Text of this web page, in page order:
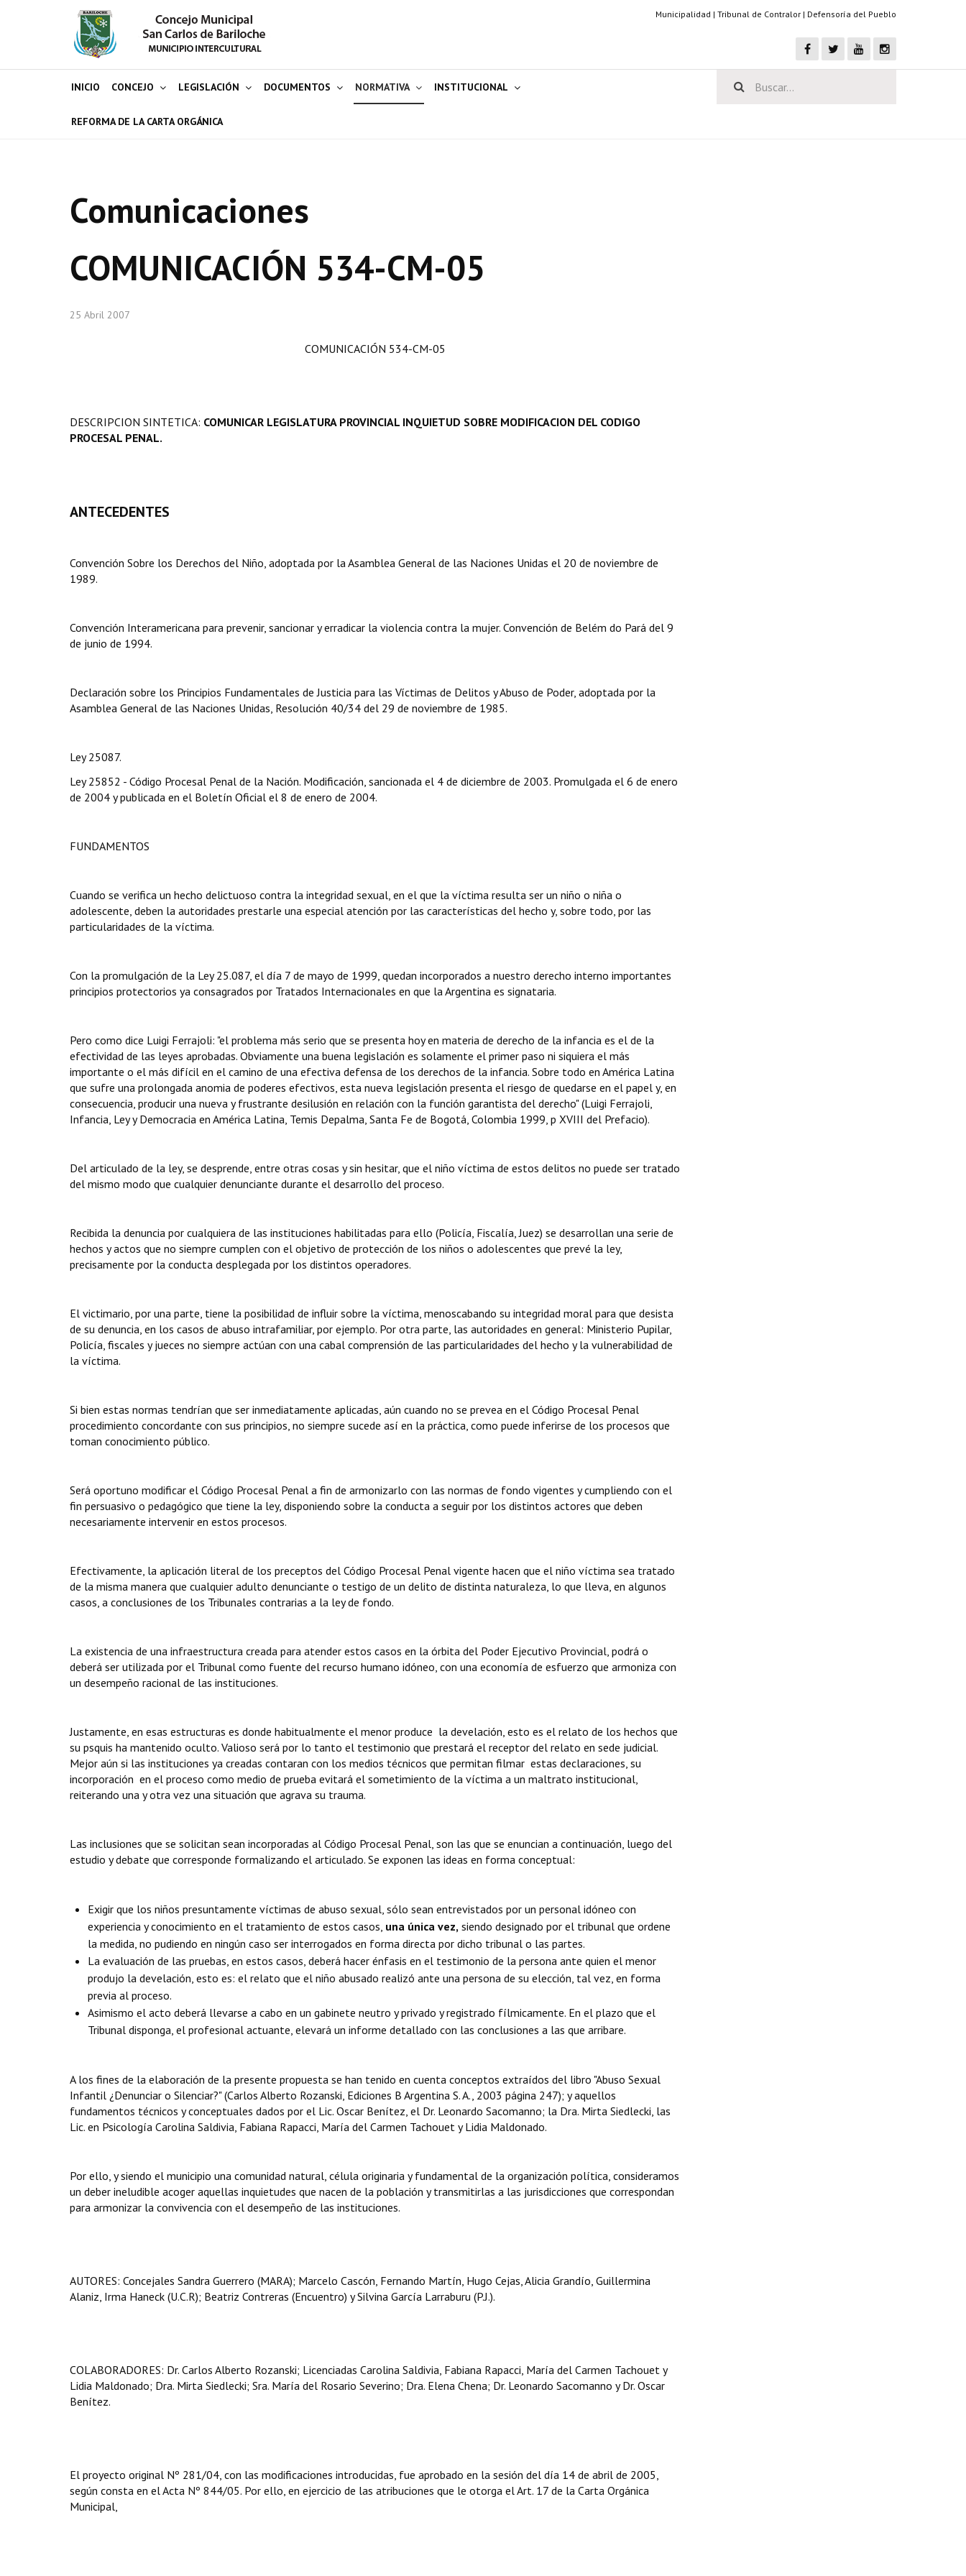
Municipalidad | Tribunal de Contralor | Defensoría del Pueblo
INICIO CONCEJO LEGISLACIÓN DOCUMENTOS NORMATIVA INSTITUCIONAL
REFORMA DE LA CARTA ORGÁNICA
Comunicaciones
COMUNICACIÓN 534-CM-05
25 Abril 2007
COMUNICACIÓN 534-CM-05
DESCRIPCION SINTETICA: COMUNICAR LEGISLATURA PROVINCIAL INQUIETUD SOBRE MODIFICACION DEL CODIGO
PROCESAL PENAL.
ANTECEDENTES
Convención Sobre los Derechos del Niño, adoptada por la Asamblea General de las Naciones Unidas el 20 de noviembre de
1989.
Convención Interamericana para prevenir, sancionar y erradicar la violencia contra la mujer. Convención de Belém do Pará del 9
de junio de 1994.
Declaración sobre los Principios Fundamentales de Justicia para las Víctimas de Delitos y Abuso de Poder, adoptada por la
Asamblea General de las Naciones Unidas, Resolución 40/34 del 29 de noviembre de 1985.
Ley 25087.
Ley 25852 - Código Procesal Penal de la Nación. Modificación, sancionada el 4 de diciembre de 2003. Promulgada el 6 de enero
de 2004 y publicada en el Boletín Oficial el 8 de enero de 2004.
FUNDAMENTOS
Cuando se verifica un hecho delictuoso contra la integridad sexual, en el que la víctima resulta ser un niño o niña o
adolescente, deben la autoridades prestarle una especial atención por las características del hecho y, sobre todo, por las
particularidades de la víctima.
Con la promulgación de la Ley 25.087, el día 7 de mayo de 1999, quedan incorporados a nuestro derecho interno importantes
principios protectorios ya consagrados por Tratados Internacionales en que la Argentina es signataria.
Pero como dice Luigi Ferrajoli: "el problema más serio que se presenta hoy en materia de derecho de la infancia es el de la
efectividad de las leyes aprobadas. Obviamente una buena legislación es solamente el primer paso ni siquiera el más
importante o el más difícil en el camino de una efectiva defensa de los derechos de la infancia. Sobre todo en América Latina
que sufre una prolongada anomia de poderes efectivos, esta nueva legislación presenta el riesgo de quedarse en el papel y, en
consecuencia, producir una nueva y frustrante desilusión en relación con la función garantista del derecho" (Luigi Ferrajoli,
Infancia, Ley y Democracia en América Latina, Temis Depalma, Santa Fe de Bogotá, Colombia 1999, p XVIII del Prefacio).
Del articulado de la ley, se desprende, entre otras cosas y sin hesitar, que el niño víctima de estos delitos no puede ser tratado
del mismo modo que cualquier denunciante durante el desarrollo del proceso.
Recibida la denuncia por cualquiera de las instituciones habilitadas para ello (Policía, Fiscalía, Juez) se desarrollan una serie de
hechos y actos que no siempre cumplen con el objetivo de protección de los niños o adolescentes que prevé la ley,
precisamente por la conducta desplegada por los distintos operadores.
El victimario, por una parte, tiene la posibilidad de influir sobre la víctima, menoscabando su integridad moral para que desista
de su denuncia, en los casos de abuso intrafamiliar, por ejemplo. Por otra parte, las autoridades en general: Ministerio Pupilar,
Policía, fiscales y jueces no siempre actúan con una cabal comprensión de las particularidades del hecho y la vulnerabilidad de
la víctima.
Si bien estas normas tendrían que ser inmediatamente aplicadas, aún cuando no se prevea en el Código Procesal Penal
procedimiento concordante con sus principios, no siempre sucede así en la práctica, como puede inferirse de los procesos que
toman conocimiento público.
Será oportuno modificar el Código Procesal Penal a fin de armonizarlo con las normas de fondo vigentes y cumpliendo con el
fin persuasivo o pedagógico que tiene la ley, disponiendo sobre la conducta a seguir por los distintos actores que deben
necesariamente intervenir en estos procesos.
Efectivamente, la aplicación literal de los preceptos del Código Procesal Penal vigente hacen que el niño víctima sea tratado
de la misma manera que cualquier adulto denunciante o testigo de un delito de distinta naturaleza, lo que lleva, en algunos
casos, a conclusiones de los Tribunales contrarias a la ley de fondo.
La existencia de una infraestructura creada para atender estos casos en la órbita del Poder Ejecutivo Provincial, podrá o
deberá ser utilizada por el Tribunal como fuente del recurso humano idóneo, con una economía de esfuerzo que armoniza con
un desempeño racional de las instituciones.
Justamente, en esas estructuras es donde habitualmente el menor produce la develación, esto es el relato de los hechos que
su psquis ha mantenido oculto. Valioso será por lo tanto el testimonio que prestará el receptor del relato en sede judicial.
Mejor aún si las instituciones ya creadas contaran con los medios técnicos que permitan filmar estas declaraciones, su
incorporación en el proceso como medio de prueba evitará el sometimiento de la víctima a un maltrato institucional,
reiterando una y otra vez una situación que agrava su trauma.
Las inclusiones que se solicitan sean incorporadas al Código Procesal Penal, son las que se enuncian a continuación, luego del
estudio y debate que corresponde formalizando el articulado. Se exponen las ideas en forma conceptual:
Exigir que los niños presuntamente víctimas de abuso sexual, sólo sean entrevistados por un personal idóneo con
experiencia y conocimiento en el tratamiento de estos casos, una única vez, siendo designado por el tribunal que ordene
la medida, no pudiendo en ningún caso ser interrogados en forma directa por dicho tribunal o las partes.
La evaluación de las pruebas, en estos casos, deberá hacer énfasis en el testimonio de la persona ante quien el menor
produjo la develación, esto es: el relato que el niño abusado realizó ante una persona de su elección, tal vez, en forma
previa al proceso.
Asimismo el acto deberá llevarse a cabo en un gabinete neutro y privado y registrado fílmicamente. En el plazo que el
Tribunal disponga, el profesional actuante, elevará un informe detallado con las conclusiones a las que arribare.
A los fines de la elaboración de la presente propuesta se han tenido en cuenta conceptos extraídos del libro "Abuso Sexual
Infantil ¿Denunciar o Silenciar?" (Carlos Alberto Rozanski, Ediciones B Argentina S. A., 2003 página 247); y aquellos
fundamentos técnicos y conceptuales dados por el Lic. Oscar Benítez, el Dr. Leonardo Sacomanno; la Dra. Mirta Siedlecki, las
Lic. en Psicología Carolina Saldivia, Fabiana Rapacci, María del Carmen Tachouet y Lidia Maldonado.
Por ello, y siendo el municipio una comunidad natural, célula originaria y fundamental de la organización política, consideramos
un deber ineludible acoger aquellas inquietudes que nacen de la población y transmitirlas a las jurisdicciones que correspondan
para armonizar la convivencia con el desempeño de las instituciones.
AUTORES: Concejales Sandra Guerrero (MARA); Marcelo Cascón, Fernando Martín, Hugo Cejas, Alicia Grandío, Guillermina
Alaniz, Irma Haneck (U.C.R); Beatriz Contreras (Encuentro) y Silvina García Larraburu (P.J.).
COLABORADORES: Dr. Carlos Alberto Rozanski; Licenciadas Carolina Saldivia, Fabiana Rapacci, María del Carmen Tachouet y
Lidia Maldonado; Dra. Mirta Siedlecki; Sra. María del Rosario Severino; Dra. Elena Chena; Dr. Leonardo Sacomanno y Dr. Oscar
Benítez.
El proyecto original Nº 281/04, con las modificaciones introducidas, fue aprobado en la sesión del día 14 de abril de 2005,
según consta en el Acta Nº 844/05. Por ello, en ejercicio de las atribuciones que le otorga el Art. 17 de la Carta Orgánica
Municipal,